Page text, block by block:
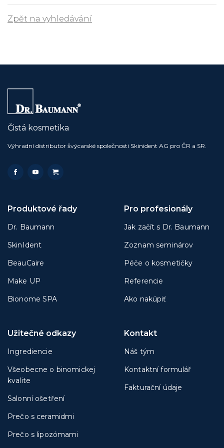
Zpět na vyhledávání
Čistá kosmetika
Výhradní distributor švýcarské společnosti Skinident AG pro ČR a SR.
Produktové řady
Dr. Baumann
SkinIdent
BeauCaire
Make UP
Bionome SPA
Pro profesionály
Jak začít s Dr. Baumann
Zoznam seminárov
Péče o kosmetičky
Referencie
Ako nakúpiť
Užitečné odkazy
Ingrediencie
Všeobecne o binomickej
kvalite
Salonní ošetření
Prečo s ceramidmi
Prečo s lipozómami
Kontakt
Náš tým
Kontaktní formulář
Fakturační údaje